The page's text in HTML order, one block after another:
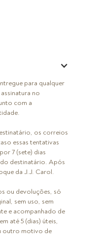
para qualquer
no
com a
os correios
essas tentativas
7 (sete) dias
destinatário. Após
da J.J. Carol.
ou devoluções, só
sem uso, sem
e acompanhado de
até 5 (dias) úteis,
outro motivo de